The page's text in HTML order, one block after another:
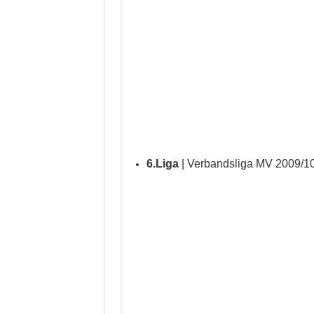
6.Liga| Verbandsliga MV 2009/